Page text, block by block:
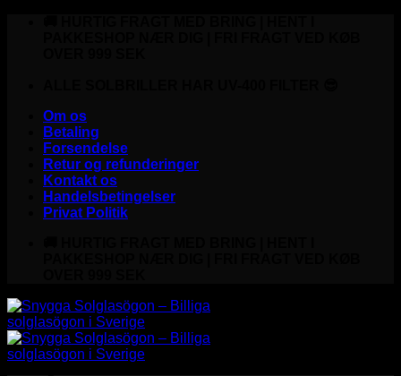
Om os
Betaling
Forsendelse
Retur og refunderinger
Kontakt os
Handelsbetingelser
Privat Politik